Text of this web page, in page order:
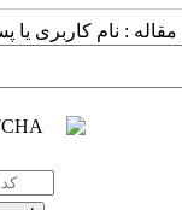
مقاله : نام کاربری